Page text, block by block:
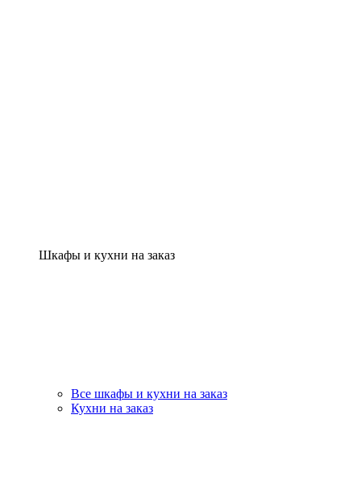
Шкафы и кухни на заказ
Все шкафы и кухни на заказ
Кухни на заказ